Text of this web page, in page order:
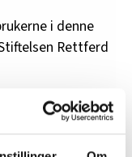
i denne
Rettferd